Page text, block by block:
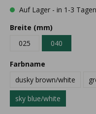
Auf Lager - in 1-3
Breite (mm)
025
040
Farbname
dusky brown/white
sky blue/white